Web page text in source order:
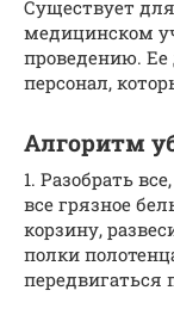
Существует
медицинском
проведению.
персонал,
Алгоритм
1. Разобрать
все грязное
корзину,
полки
передвигаться